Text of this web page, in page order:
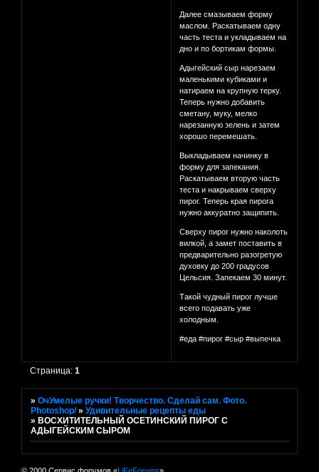
Далее смазываем форму
маслом. Раскатываем одну
часть теста и укладываем на
дно и по бортикам формы.
Адыгейский сыр нарезаем
маленькими кубиками и
натираем на крупную терку.
Теперь нужно добавить
сметану, муку, мелко
нарезанную зелень и затем
хорошо перемешать.
Выкладываем начинку в
форму для запекания.
Раскатываем вторую часть
теста и накрываем сверху
пирог. Теперь края пирога
нужно аккуратно защипить.
Сверху пирог нужно наколоть
вилкой, а замет поставить в
предварительно разогретую
духовку до 200 градусов
Цельсия. Запекаем 30 минут.
Такой чудный пирог лучше
всего подавать уже
холодным.
#еда #пирог #сыр #выпечка
Страница:1
»ОчУмелые ручки! Творчество. Сделай сам. Фото.
Photoshop/ »Удивительные рецепты еды
»ВОСХИТИТЕЛЬНЫЙ ОСЕТИНСКИЙ ПИРОГ С
АДЫГЕЙСКИМ СЫРОМ